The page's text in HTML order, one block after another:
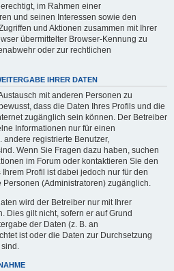
im Rahmen einer
und seinen Interessen sowie den
und Aktionen zusammen mit Ihrer
übermittelter Browser-Kennung zu
oder zur rechtlichen
IHRER DATEN
mit anderen Personen zu
dass die Daten Ihres Profils und die
zugänglich sein können. Der Betreiber
Informationen nur für einen
registrierte Benutzer,
Wenn Sie Fragen dazu haben, suchen
im Forum oder kontaktieren Sie den
Profil ist dabei jedoch nur für den
(Administratoren) zugänglich.
wird der Betreiber nur mit Ihrer
Dies gilt nicht, sofern er auf Grund
der Daten (z. B. an
ist oder die Daten zur Durchsetzung